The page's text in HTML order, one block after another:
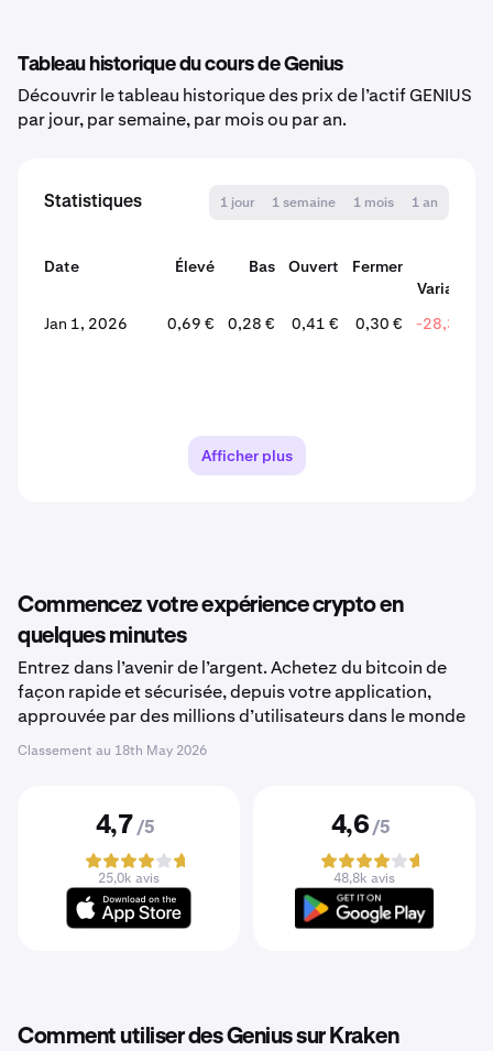
Tableau historique du cours de Genius
Découvrir le tableau historique des prix de l’actif GENIUS
par jour, par semaine, par mois ou par an.
Statistiques 1 jour 1 semaine 1 mois 1 an
Date Élevé Bas Ouvert Fermer
Variation
Jan 1, 2026
0,69 € 0,28 € 0,41 € 0,30 € -28,35 %
Afficher plus
Commencez votre expérience crypto en
quelques minutes
Entrez dans l’avenir de l’argent. Achetez du bitcoin de
façon rapide et sécurisée, depuis votre application,
approuvée par des millions d’utilisateurs dans le monde
Classement au 18th May 2026
4,7 /5
25,0k avis
4,6 /5
48,8k avis
Comment utiliser des Genius sur Kraken